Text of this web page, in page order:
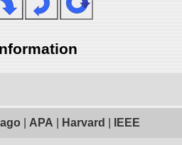
APA Harvard IEEE